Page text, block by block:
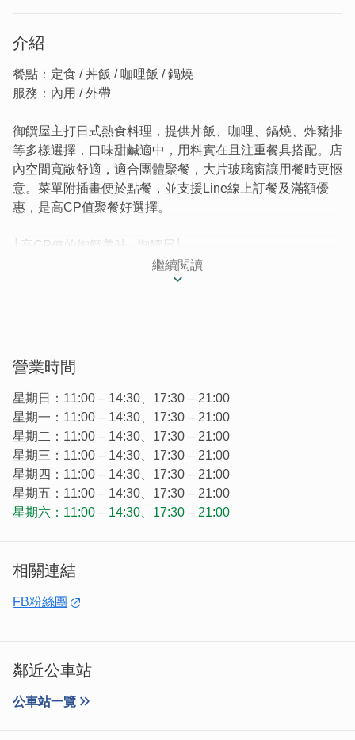
介紹
餐點：定食 / 丼飯 / 咖哩飯 / 鍋燒
服務：內用 / 外帶
御饌屋主打日式熱食料理，提供丼飯、咖哩、鍋燒、炸豬排
等多樣選擇，口味甜鹹適中，用料實在且注重餐具搭配。店
內空間寬敞舒適，適合團體聚餐，大片玻璃窗讓用餐時更愜
意。菜單附插畫便於點餐，並支援Line線上訂餐及滿額優
惠，是高CP值聚餐好選擇。
│高CP值的御饌美味 ‧ 御饌屋│
自營業以來，主打日式料理而受歡迎至今，像是：炒烏龍、
日式咖哩、丼飯、日式炸豬排、日式定食、風味鍋燒等。餐
繼續閱讀
營業時間
星期日：11:00 – 14:30、17:30 – 21:00
星期一：11:00 – 14:30、17:30 – 21:00
星期二：11:00 – 14:30、17:30 – 21:00
星期三：11:00 – 14:30、17:30 – 21:00
星期四：11:00 – 14:30、17:30 – 21:00
星期五：11:00 – 14:30、17:30 – 21:00
星期六：11:00 – 14:30、17:30 – 21:00
相關連結
FB粉絲團
鄰近公車站
公車站一覽